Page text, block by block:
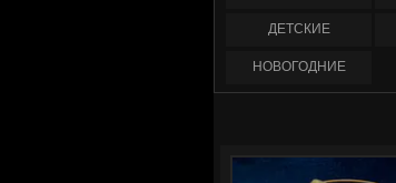
ДЕТСКИЕ
НОВОГОДНИЕ